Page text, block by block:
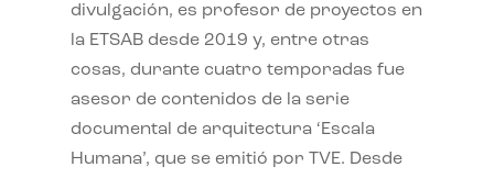
divulgación, es profesor de proyectos en
la ETSAB desde 2019 y, entre otras
cosas, durante cuatro temporadas fue
asesor de contenidos de la serie
documental de arquitectura ‘Escala
Humana’, que se emitió por TVE. Desde